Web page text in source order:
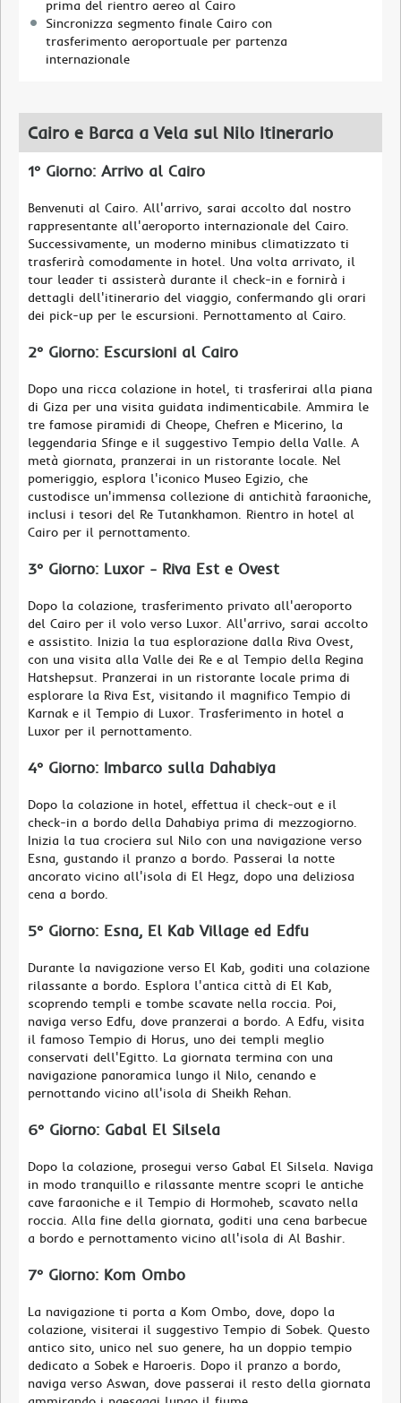
prima del rientro aereo al Cairo
Sincronizza segmento finale Cairo con
trasferimento aeroportuale per partenza
internazionale
Cairo e Barca a Vela sul Nilo Itinerario
1° Giorno: Arrivo al Cairo
Benvenuti al Cairo. All'arrivo, sarai accolto dal nostro
rappresentante all'aeroporto internazionale del Cairo.
Successivamente, un moderno minibus climatizzato ti
trasferirà comodamente in hotel. Una volta arrivato, il
tour leader ti assisterà durante il check-in e fornirà i
dettagli dell'itinerario del viaggio, confermando gli orari
dei pick-up per le escursioni. Pernottamento al Cairo.
2° Giorno: Escursioni al Cairo
Dopo una ricca colazione in hotel, ti trasferirai alla piana
di Giza per una visita guidata indimenticabile. Ammira le
tre famose piramidi di Cheope, Chefren e Micerino, la
leggendaria Sfinge e il suggestivo Tempio della Valle. A
metà giornata, pranzerai in un ristorante locale. Nel
pomeriggio, esplora l'iconico Museo Egizio, che
custodisce un'immensa collezione di antichità faraoniche,
inclusi i tesori del Re Tutankhamon. Rientro in hotel al
Cairo per il pernottamento.
3° Giorno: Luxor - Riva Est e Ovest
Dopo la colazione, trasferimento privato all'aeroporto
del Cairo per il volo verso Luxor. All'arrivo, sarai accolto
e assistito. Inizia la tua esplorazione dalla Riva Ovest,
con una visita alla Valle dei Re e al Tempio della Regina
Hatshepsut. Pranzerai in un ristorante locale prima di
esplorare la Riva Est, visitando il magnifico Tempio di
Karnak e il Tempio di Luxor. Trasferimento in hotel a
Luxor per il pernottamento.
4° Giorno: Imbarco sulla Dahabiya
Dopo la colazione in hotel, effettua il check-out e il
check-in a bordo della Dahabiya prima di mezzogiorno.
Inizia la tua crociera sul Nilo con una navigazione verso
Esna, gustando il pranzo a bordo. Passerai la notte
ancorato vicino all'isola di El Hegz, dopo una deliziosa
cena a bordo.
5° Giorno: Esna, El Kab Village ed Edfu
Durante la navigazione verso El Kab, goditi una colazione
rilassante a bordo. Esplora l'antica città di El Kab,
scoprendo templi e tombe scavate nella roccia. Poi,
naviga verso Edfu, dove pranzerai a bordo. A Edfu, visita
il famoso Tempio di Horus, uno dei templi meglio
conservati dell'Egitto. La giornata termina con una
navigazione panoramica lungo il Nilo, cenando e
pernottando vicino all'isola di Sheikh Rehan.
6° Giorno: Gabal El Silsela
Dopo la colazione, prosegui verso Gabal El Silsela. Naviga
in modo tranquillo e rilassante mentre scopri le antiche
cave faraoniche e il Tempio di Hormoheb, scavato nella
roccia. Alla fine della giornata, goditi una cena barbecue
a bordo e pernottamento vicino all'isola di Al Bashir.
7° Giorno: Kom Ombo
La navigazione ti porta a Kom Ombo, dove, dopo la
colazione, visiterai il suggestivo Tempio di Sobek. Questo
antico sito, unico nel suo genere, ha un doppio tempio
dedicato a Sobek e Haroeris. Dopo il pranzo a bordo,
naviga verso Aswan, dove passerai il resto della giornata